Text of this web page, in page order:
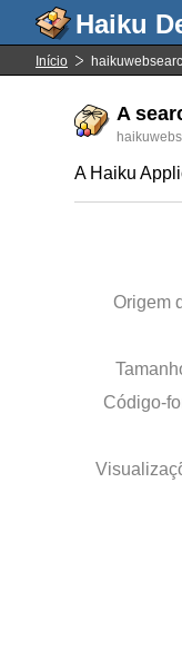
Início
A
A Haiku
Origem
Código-